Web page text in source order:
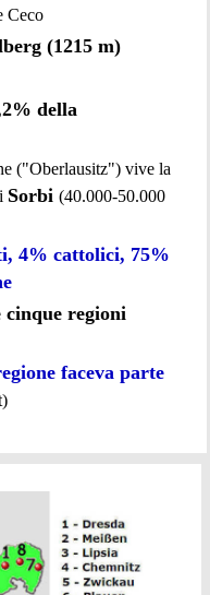
Ceco
(1215 m)
della
("Oberlausitz") vive la
Sorbi (40.000-50.000
4% cattolici, 75%
regioni
faceva parte